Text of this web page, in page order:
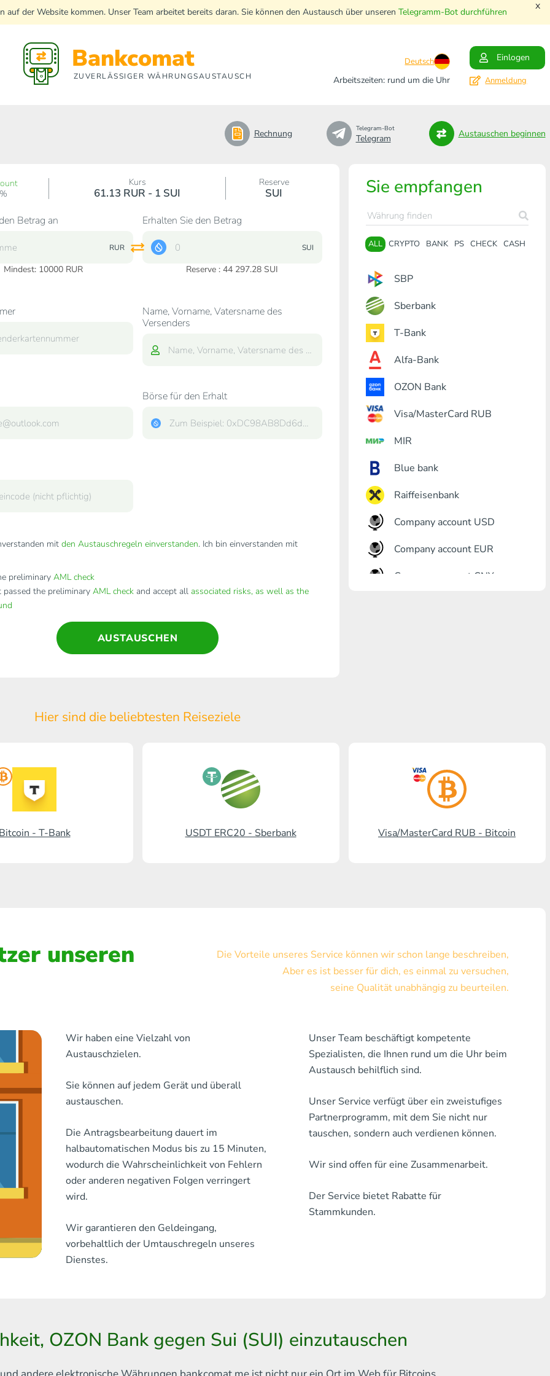
der Website kommen. Unser Team arbeitet bereits daran. Sie können den Austausch über unseren Telegramm-Bot durchführen x
Bankcomat
ZUVERLÄSSIGER WÄHRUNGSAUSTAUSCH
Deutsch
Einlogen
Arbeitszeiten: rund um die Uhr
Anmeldung
Rechnung Telegram-Bot
Telegram Austauschen beginnen
Sie empfangen
ALL CRYPTO BANK PS CHECK CASH
SBP
Sberbank
T-Bank
Alfa-Bank
OZON Bank
Visa/MasterCard RUB
MIR
Blue bank
Raiffeisenbank
Company account USD
Company account EUR
Company account CNY
Visa/MasterCard KGS
Kaspi Bank
Jede Bank MDL
Jede Bank AMD
Jede Bank USZ
Jede Bank GEL
Jede Bank THB
Visa/MasterCard AMD
Visa/MasterCard TRY
Kurs
61.13 RUR - 1 SUI
Reserve
SUI
Betrag an
RUR
Mindest: 10000RUR
Erhalten Sie den Betrag
SUI
Reserve : 44 297.28 SUI
Name, Vorname, Vatersname des
Versenders
Börse für den Erhalt
mit den Austauschregeln einverstanden. Ich bin einverstanden mit
preliminary AML check
the preliminary AML checkand accept all associated risks, as well as the
AUSTAUSCHEN
Hier sind die beliebtesten Reiseziele
Bitcoin - T-Bank USDT ERC20 - Sberbank Visa/MasterCard RUB - Bitcoin
unseren
Die Vorteile unseres Service können wir schon lange beschreiben,
Aber es ist besser für dich, es einmal zu versuchen,
seine Qualität unabhängig zu beurteilen.
Wir haben eine Vielzahl von
Austauschzielen.
Sie können auf jedem Gerät und überall
austauschen.
Die Antragsbearbeitung dauert im
halbautomatischen Modus bis zu 15 Minuten,
wodurch die Wahrscheinlichkeit von Fehlern
oder anderen negativen Folgen verringert
wird.
Wir garantieren den Geldeingang,
vorbehaltlich der Umtauschregeln unseres
Dienstes.
Unser Team beschäftigt kompetente
Spezialisten, die Ihnen rund um die Uhr beim
Austausch behilflich sind.
Unser Service verfügt über ein zweistufiges
Partnerprogramm, mit dem Sie nicht nur
tauschen, sondern auch verdienen können.
Wir sind offen für eine Zusammenarbeit.
Der Service bietet Rabatte für
Stammkunden.
OZON Bank gegen Sui (SUI) einzutauschen